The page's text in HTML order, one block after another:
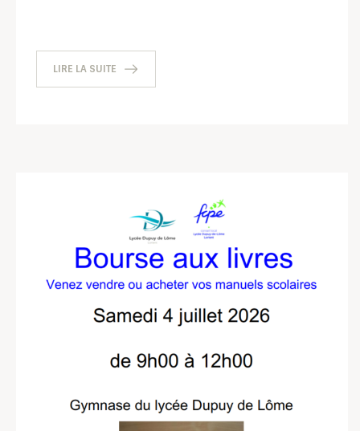
LIRE LA SUITE